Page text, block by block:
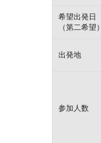
希望出発日
（第二希望）
出発地
参加人数